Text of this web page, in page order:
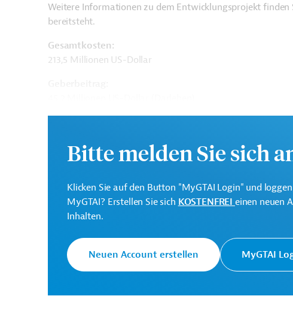
Weitere Informationen zu dem Entwicklungsprojekt
bereitsteht.
Gesamtkosten:
213,5 Millionen US-Dollar
Kontaktadressen
Internationaler
Agrarentwicklungsfonds
(IFAD)
Ministry of Agriculture Projektträger
Bitte melden Sie sich
Klicken Sie auf den Button "MyGTAI Login" und
MyGTAI? Erstellen Sie sich KOSTENFREI einen neuen
Inhalten.
Neuen Account erstellen MyGTAI